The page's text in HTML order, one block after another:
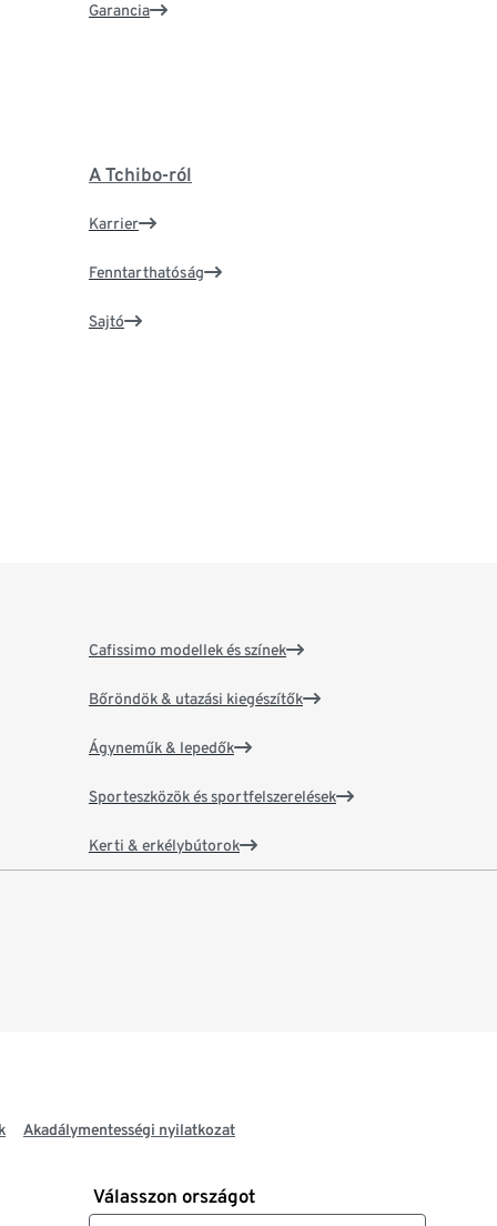
Garancia
A Tchibo-ról
Karrier
Fenntarthatóság
Sajtó
Cafissimo modellek és színek
Bőröndök & utazási kiegészítők
Ágyneműk & lepedők
Sporteszközök és sportfelszerelések
Kerti & erkélybútorok
Akadálymentességi nyilatkozat
Válasszon országot